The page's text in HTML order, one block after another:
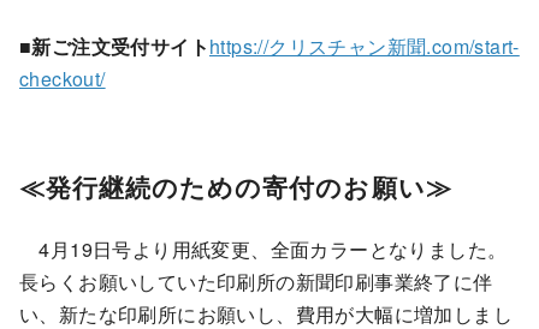
■新ご注文受付サイトhttps://クリスチャン新聞.com/start-
checkout/
≪発行継続のための寄付のお願い≫
4月19日号より用紙変更、全面カラーとなりました。
長らくお願いしていた印刷所の新聞印刷事業終了に伴
い、新たな印刷所にお願いし、費用が大幅に増加しまし